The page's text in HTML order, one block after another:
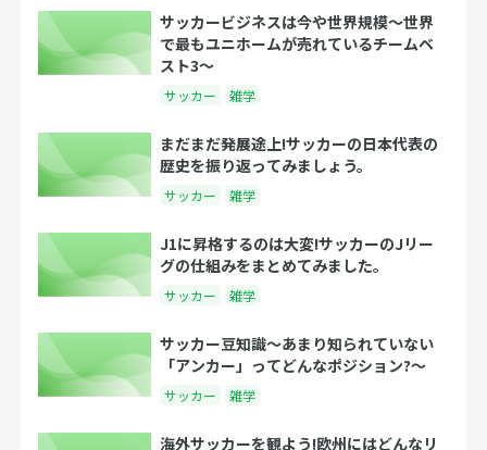
サッカービジネスは今や世界規模〜世界
で最もユニホームが売れているチームベ
スト3〜
サッカー 雑学
まだまだ発展途上!サッカーの日本代表の
歴史を振り返ってみましょう。
サッカー 雑学
J1に昇格するのは大変!サッカーのJリー
グの仕組みをまとめてみました。
サッカー 雑学
サッカー豆知識～あまり知られていない
「アンカー」ってどんなポジション?～
サッカー 雑学
海外サッカーを観よう!欧州にはどんなリ